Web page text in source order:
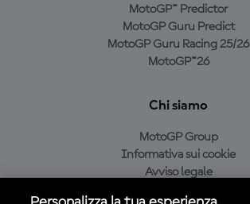
MotoGP™ Predictor
MotoGP Guru Predict
MotoGP Guru Racing 25/26
MotoGP™26
Chi siamo
MotoGP Group
Informativa sui cookie
Avviso legale